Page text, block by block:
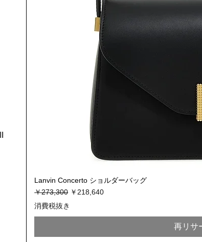
Lanvin Concerto ショルダーバッグ
通常価格
￥273,300 セール価格
￥218,640
消費税抜き
再リサ